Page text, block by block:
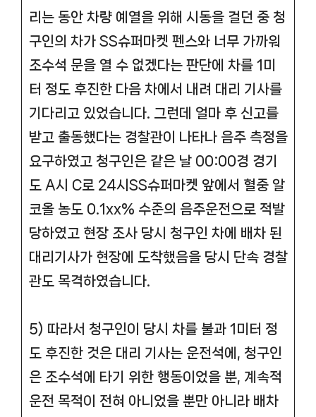
리는 동안 차량 예열을 위해 시동을 걸던 중 청
구인의 차가 SS슈퍼마켓 펜스와 너무 가까워
조수석 문을 열 수 없겠다는 판단에 차를 1미
터 정도 후진한 다음 차에서 내려 대리 기사를
기다리고 있었습니다. 그런데 얼마 후 신고를
받고 출동했다는 경찰관이 나타나 음주 측정을
요구하였고 청구인은 같은 날 00:00경 경기
도 A시 C로 24시SS슈퍼마켓 앞에서 혈중 알
코올 농도 0.1xx% 수준의 음주운전으로 적발
당하였고 현장 조사 당시 청구인 차에 배차 된
대리기사가 현장에 도착했음을 당시 단속 경찰
관도 목격하였습니다.
5) 따라서 청구인이 당시 차를 불과 1미터 정
도 후진한 것은 대리 기사는 운전석에, 청구인
은 조수석에 타기 위한 행동이었을 뿐, 계속적
운전 목적이 전혀 아니었을 뿐만 아니라 배차